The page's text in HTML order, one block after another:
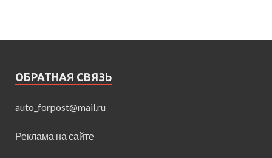
ОБРАТНАЯ СВЯЗЬ
auto_forpost@mail.ru
Реклама на сайте